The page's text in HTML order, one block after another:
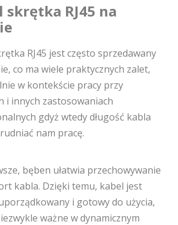
skrętka RJ45 na
RJ45 jest często sprzedawany
co ma wiele praktycznych zalet,
w kontekście pracy przy
i innych zastosowaniach
gdyż wtedy długość kabla
nam pracę.
bęben ułatwia przechowywanie
kabla. Dzięki temu, kabel jest
i gotowy do użycia,
ważne w dynamicznym